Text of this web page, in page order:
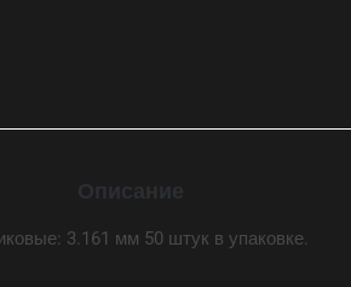
Описание
3.161 мм 50 штук в упаковке.